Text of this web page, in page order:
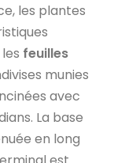
les plantes
feuilles
munies
avec
La base
en long